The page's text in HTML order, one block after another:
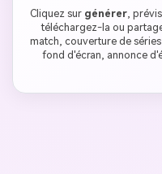
Cliquez sur générer ,
téléchargez-la ou
match, couverture de
fond d'écran, annonce